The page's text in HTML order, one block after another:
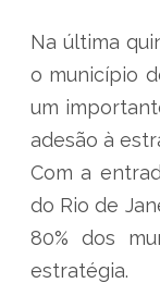
Na última
o município
um
adesão à
Com a
do Rio de
80% dos
estratégia.